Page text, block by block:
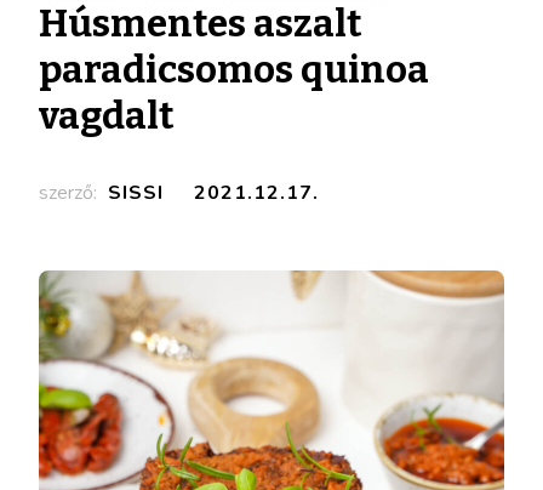
Húsmentes aszalt
paradicsomos quinoa
vagdalt
szerző: SISSI 2021.12.17.